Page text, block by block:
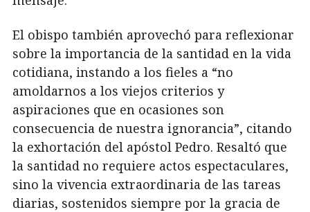
El obispo también aprovechó para reflexionar
sobre la importancia de la santidad en la vida
cotidiana, instando a los fieles a “no
amoldarnos a los viejos criterios y
aspiraciones que en ocasiones son
consecuencia de nuestra ignorancia”, citando
la exhortación del apóstol Pedro. Resaltó que
la santidad no requiere actos espectaculares,
sino la vivencia extraordinaria de las tareas
diarias, sostenidos siempre por la gracia de